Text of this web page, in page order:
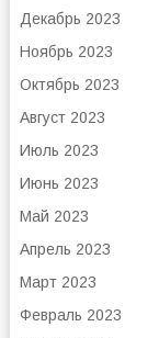
Декабрь 2023
Ноябрь 2023
Октябрь 2023
Август 2023
Июль 2023
Июнь 2023
Май 2023
Апрель 2023
Март 2023
Февраль 2023